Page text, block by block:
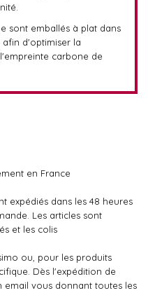
sont emballés à plat dans
afin d'optimiser la
carbone de
en France
expédiés dans les 48 heures
Les articles sont
et les colis
ou, pour les produits
Dès l'expédition de
vous donnant toutes les